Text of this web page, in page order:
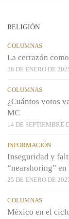
RELIGIÓN
COLUMNAS
La cerrazón
28 DE ENERO DE
COLUMNAS
¿Cuántos votos
MC
14 DE SEPTIEMBRE
INFORMACIÓN
Inseguridad y
“nearshoring”
25 DE ENERO DE
COLUMNAS
México en el